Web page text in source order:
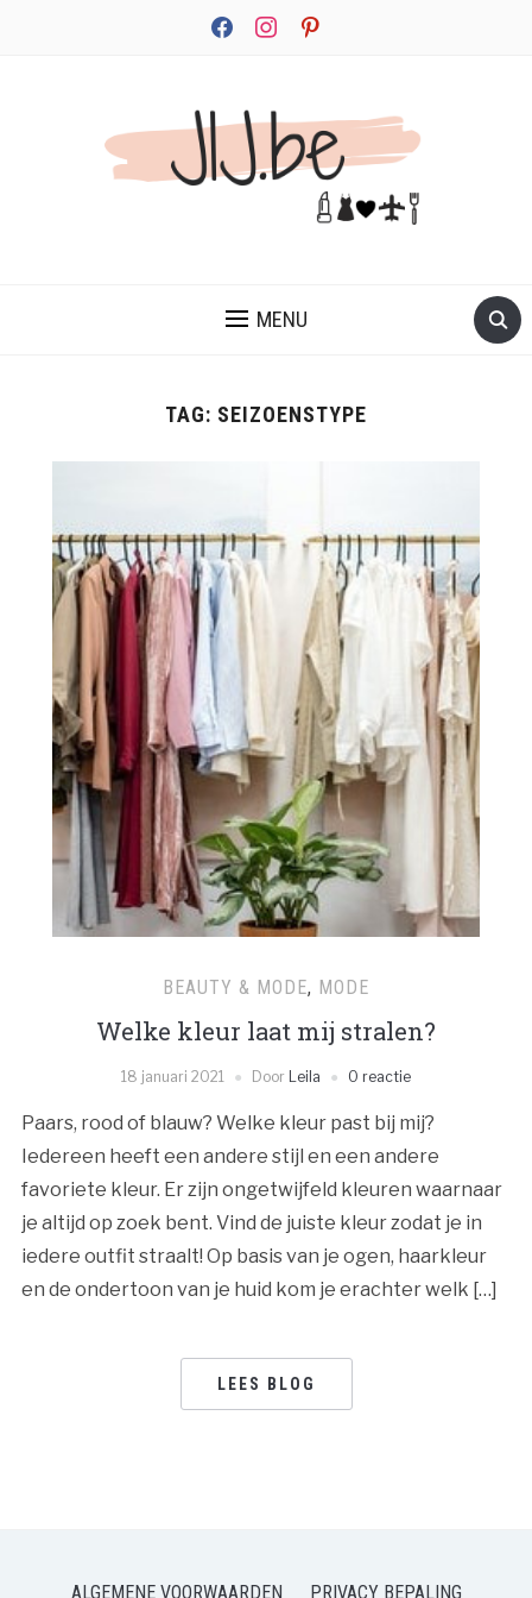
facebookinstagrampinterest
MENU
TAG: SEIZOENSTYPE
BEAUTY & MODE, MODE
Welke kleur laat mij stralen?
18 januari 2021 Door Leila 0 reactie
Paars, rood of blauw? Welke kleur past bij mij?
Iedereen heeft een andere stijl en een andere
favoriete kleur. Er zijn ongetwijfeld kleuren waarnaar
je altijd op zoek bent. Vind de juiste kleur zodat je in
iedere outfit straalt! Op basis van je ogen, haarkleur
en de ondertoon van je huid kom je erachter welk […]
LEES BLOG
ALGEMENE VOORWAARDEN PRIVACY BEPALING